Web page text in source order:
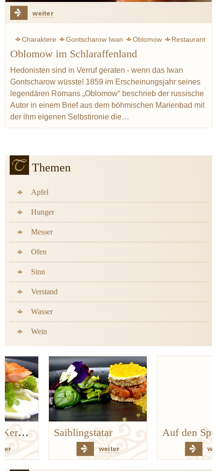
weiter
Charaktere Gontscharow Iwan Oblomow
Restaurant
Hotel
Gericht Kulinarik Tee
Austern
Lachs Madeira Champagner
Oblomow im Schlaraffenland
Hedonisten sind in Verruf geraten - wenn das Iwan
Gontscharow wüsste! 1859 im Erscheinungsjahr seines
legendären Romans „Oblomow“ beschrieb der russische
Autor in einem Brief aus dem böhmischen Marienbad mit
der ihm eigenen Selbstironie die…
Themen
Apfel
Hunger
Messer
Ofen
Sinn
Verstand
Wasser
Wein
Saiblingstatar Auf den Spuren der Bergischen Küchenklassiker